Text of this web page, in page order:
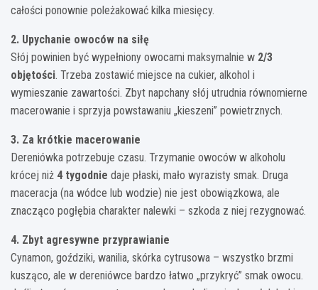
całości ponownie poleżakować kilka miesięcy.
2. Upychanie owoców na siłę
Słój powinien być wypełniony owocami maksymalnie w 2/3
objętości. Trzeba zostawić miejsce na cukier, alkohol i
wymieszanie zawartości. Zbyt napchany słój utrudnia równomierne
macerowanie i sprzyja powstawaniu „kieszeni” powietrznych.
3. Za krótkie macerowanie
Dereniówka potrzebuje czasu. Trzymanie owoców w alkoholu
krócej niż 4 tygodnie daje płaski, mało wyrazisty smak. Druga
maceracja (na wódce lub wodzie) nie jest obowiązkowa, ale
znacząco pogłębia charakter nalewki – szkoda z niej rezygnować.
4. Zbyt agresywne przyprawianie
Cynamon, goździki, wanilia, skórka cytrusowa – wszystko brzmi
kusząco, ale w dereniówce bardzo łatwo „przykryć” smak owocu.